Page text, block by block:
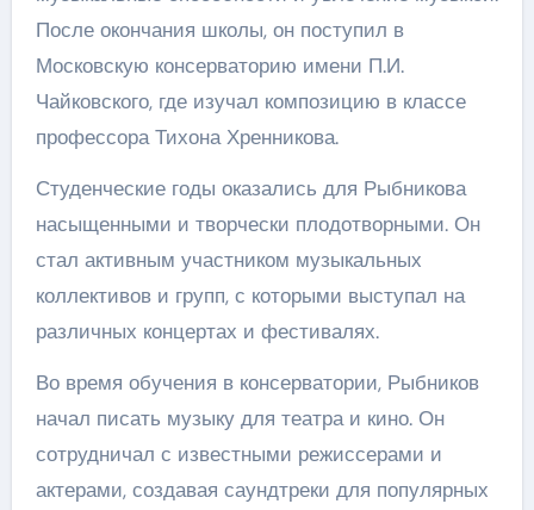
После окончания школы, он поступил в
Московскую консерваторию имени П.И.
Чайковского, где изучал композицию в классе
профессора Тихона Хренникова.
Студенческие годы оказались для Рыбникова
насыщенными и творчески плодотворными. Он
стал активным участником музыкальных
коллективов и групп, с которыми выступал на
различных концертах и фестивалях.
Во время обучения в консерватории, Рыбников
начал писать музыку для театра и кино. Он
сотрудничал с известными режиссерами и
актерами, создавая саундтреки для популярных